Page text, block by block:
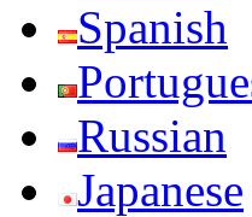
Spanish
Russian
Japanese